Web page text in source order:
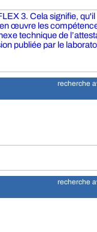
3. Cela signifie, qu'il
œuvre les
technique de
publiée par le
recherche
recherche